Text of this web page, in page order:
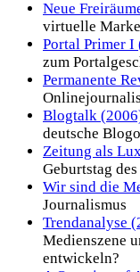
Neue
virtuelle
Portal Primer I
zum
Permanente
Blogtalk
deutsche
Zeitung als
Geburtstag
Wir sind die
Journalismus
Trendanalyse
Medienszene
entwickeln?